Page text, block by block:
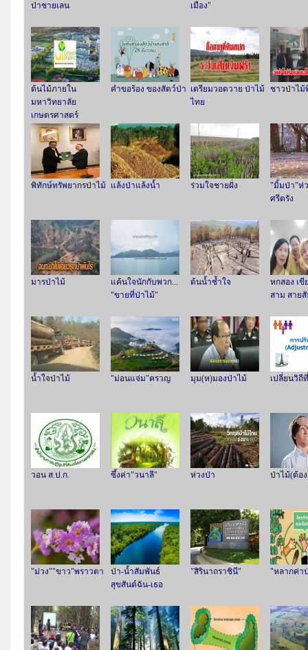
ป่าชายเลน
เมือง"
ต้นไม้ภายใน
มหาวิทยาลัย
เกษตรศาสตร์
คำขอร้อง ของสัตว์ป่า เตรียมวอดวาย ป่าไม้
ไทย
ชาวป่าไม้
พิทักษ์ทรัพยากรป่าไม้ แล้งป่าแล้งน้ำ ร่วมใจชายฝั่ง
"มิ้มป่า"ห่
ศรีตรัง
มารป่าไม้
แค้นใจนักกับพวก...
"ขายที่ป่าไม้"
ต้นน้ำช้ำใจ
หกสอง เขี
สาม สาย
น้ำใจป่าไม้ "ม่อนแจ่ม"ครวญ มุม(ห)มองป่าไม้ เปลี่ยนวิถี
วอน ส.ป.ก. ซึ้งค่า"วนาลี" ห่วงป่า ป่าไม้(ต้อ
"ม่วง""ขาว"พราวตา
ป่า-น้ำสัมพันธ์
สุขสันต์ฉัน-เธอ
"สิรินาถราชินี" "หลากค่า